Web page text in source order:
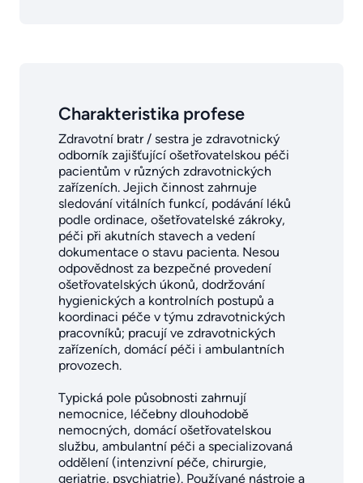
Charakteristika profese
Zdravotní bratr / sestra je zdravotnický
odborník zajišťující ošetřovatelskou péči
pacientům v různých zdravotnických
zařízeních. Jejich činnost zahrnuje
sledování vitálních funkcí, podávání léků
podle ordinace, ošetřovatelské zákroky,
péči při akutních stavech a vedení
dokumentace o stavu pacienta. Nesou
odpovědnost za bezpečné provedení
ošetřovatelských úkonů, dodržování
hygienických a kontrolních postupů a
koordinaci péče v týmu zdravotnických
pracovníků; pracují ve zdravotnických
zařízeních, domácí péči i ambulantních
provozech.
Typická pole působnosti zahrnují
nemocnice, léčebny dlouhodobě
nemocných, domácí ošetřovatelskou
službu, ambulantní péči a specializovaná
oddělení (intenzivní péče, chirurgie,
geriatrie, psychiatrie). Používané nástroje a